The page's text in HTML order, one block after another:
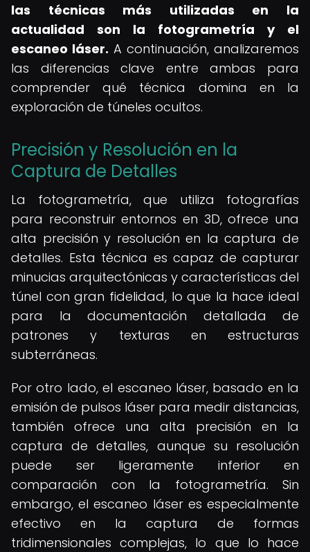
las técnicas más utilizadas en la
actualidad son la fotogrametría y el
escaneo láser. A continuación, analizaremos
las diferencias clave entre ambas para
comprender qué técnica domina en la
exploración de túneles ocultos.
Precisión y Resolución en la
Captura de Detalles
La fotogrametría, que utiliza fotografías
para reconstruir entornos en 3D, ofrece una
alta precisión y resolución en la captura de
detalles. Esta técnica es capaz de capturar
minucias arquitectónicas y características del
túnel con gran fidelidad, lo que la hace ideal
para la documentación detallada de
patrones y texturas en estructuras
subterráneas.
Por otro lado, el escaneo láser, basado en la
emisión de pulsos láser para medir distancias,
también ofrece una alta precisión en la
captura de detalles, aunque su resolución
puede ser ligeramente inferior en
comparación con la fotogrametría. Sin
embargo, el escaneo láser es especialmente
efectivo en la captura de formas
tridimensionales complejas, lo que lo hace